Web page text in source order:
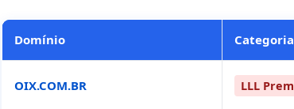
Domínio Categoria
OIX.COM.BR LLL